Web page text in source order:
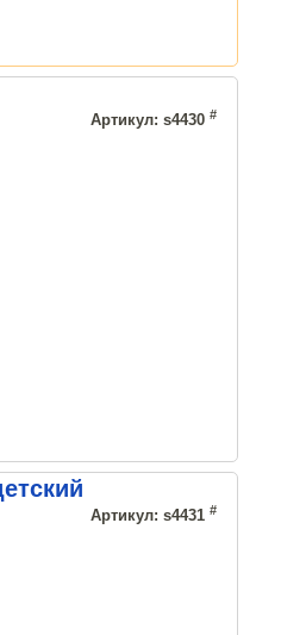
Артикул: s4430 #
Артикул: s4431 #